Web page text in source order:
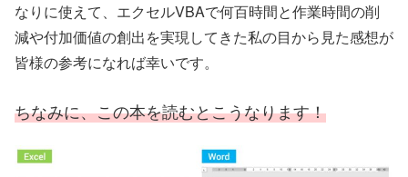
なりに使えて、エクセルVBAで何百時間と作業時間の削
減や付加価値の創出を実現してきた私の目から見た感想が
皆様の参考になれば幸いです。
ちなみに、この本を読むとこうなります！